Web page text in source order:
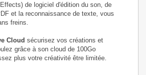
de logiciel d'édition du son, de
et la reconnaissance de texte, vous
freins.
Cloud sécurisez vos créations et
grâce à son cloud de 100Go
plus votre créativité être limitée.